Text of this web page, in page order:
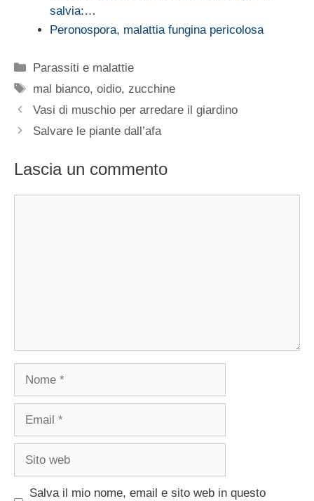
salvia:…
Peronospora, malattia fungina pericolosa
Categorie
Parassiti e malattie
Tag
mal bianco,oidio,zucchine
Vasi di muschio per arredare il giardino
Salvare le piante dall’afa
Lascia un commento
Nome
Email
Sito
Salva il mio nome, email e sito web in questo